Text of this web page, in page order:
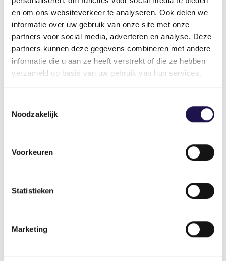
en om ons websiteverkeer te analyseren. Ook delen we
informatie over uw gebruik van onze site met onze
partners voor social media, adverteren en analyse. Deze
partners kunnen deze gegevens combineren met andere
informatie die u aan ze heeft verstrekt of die ze hebben
verzameld op basis van uw gebruik van hun services.
Noodzakelijk
Voorkeuren
Statistieken
Marketing
Is er ook een digitaal
uitvraagformulier?
Naast de SETU-standaard ontwikkelt SETU ook
een digitaal uitvraagformulier voor alle
arbeidsvoorwaarden. Dat is een uitgebreidere
web-based variant van het huidige
formulier kunnen uitzendorganisaties de
uitvraagformulier beschikbaar is volgt nog.